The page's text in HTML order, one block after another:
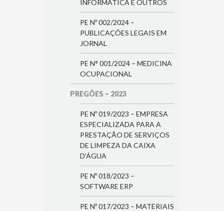
INFORMÁTICA E OUTROS
PE Nº 002/2024 –
PUBLICAÇÕES LEGAIS EM
JORNAL
PE N° 001/2024 – MEDICINA
OCUPACIONAL
PREGÕES – 2023
PE Nº 019/2023 – EMPRESA
ESPECIALIZADA PARA A
PRESTAÇÃO DE SERVIÇOS
DE LIMPEZA DA CAIXA
D’ÁGUA
PE Nº 018/2023 –
SOFTWARE ERP
PE Nº 017/2023 – MATERIAIS